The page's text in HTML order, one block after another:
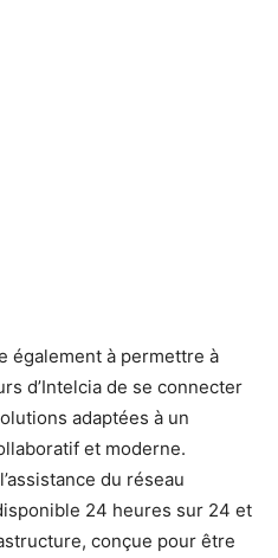
également à permettre à
d’Intelcia de se connecter
adaptées à un
et moderne.
du réseau
24 heures sur 24 et
conçue pour être